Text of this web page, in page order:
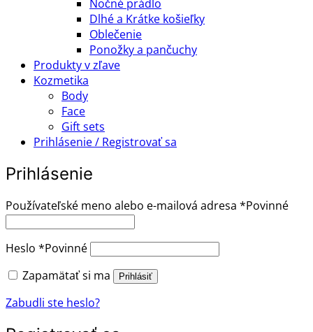
Nočné prádlo
Dlhé a Krátke košieľky
Oblečenie
Ponožky a pančuchy
Produkty v zľave
Kozmetika
Body
Face
Gift sets
Prihlásenie / Registrovať sa
Prihlásenie
Používateľské meno alebo e-mailová adresa *Povinné
Heslo *Povinné
Zapamätať si ma
Prihlásiť
Zabudli ste heslo?